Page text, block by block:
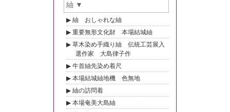
紬
紬 おしゃれな紬
重要無形文化財 本場結城紬
草木染め手織り紬 伝統工芸展入
選作家 大島律子作
牛首紬先染め着尺
本場結城紬地機 色無地
紬の訪問着
本場奄美大島紬